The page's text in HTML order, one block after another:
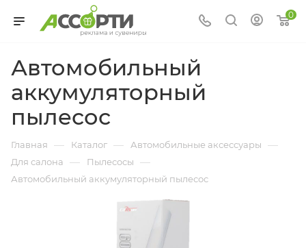
0
Автомобильный
аккумуляторный
пылесос
Главная — Каталог — Автомобильные аксессуары —
Для салона — Пылесосы —
Автомобильный аккумуляторный пылесос